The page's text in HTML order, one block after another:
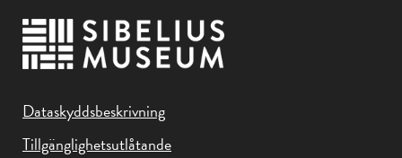
Dataskyddsbeskrivning
Tillgänglighetsutlåtande